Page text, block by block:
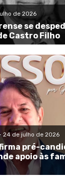
de 2026
se
Castro Filho
24 de julho de 2026
pré-
apoio às